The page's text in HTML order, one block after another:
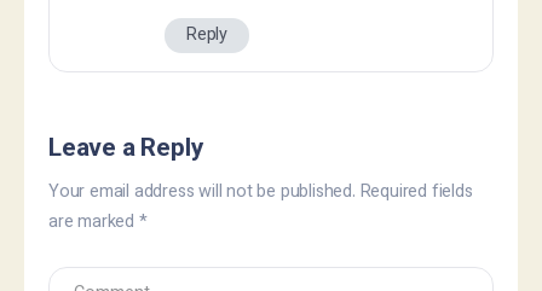
Reply
Leave a Reply
Your email address will not be published. Required fields
are marked *